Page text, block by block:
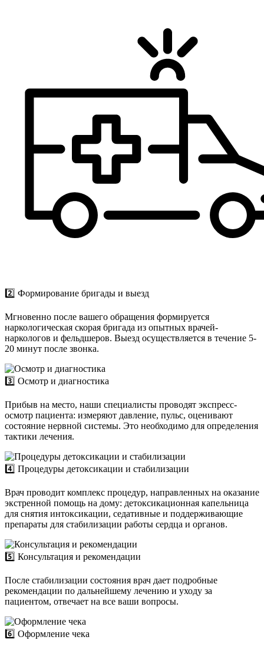
2️⃣ Формирование бригады и выезд
Мгновенно после вашего обращения формируется
наркологическая скорая бригада из опытных врачей-
наркологов и фельдшеров. Выезд осуществляется в течение 5-
20 минут после звонка.
3️⃣ Осмотр и диагностика
Прибыв на место, наши специалисты проводят экспресс-
осмотр пациента: измеряют давление, пульс, оценивают
состояние нервной системы. Это необходимо для определения
тактики лечения.
4️⃣ Процедуры детоксикации и стабилизации
Врач проводит комплекс процедур, направленных на оказание
экстренной помощь на дому: детоксикационная капельница
для снятия интоксикации, седативные и поддерживающие
препараты для стабилизации работы сердца и органов.
5️⃣ Консультация и рекомендации
После стабилизации состояния врач дает подробные
рекомендации по дальнейшему лечению и уходу за
пациентом, отвечает на все ваши вопросы.
6️⃣ Оформление чека